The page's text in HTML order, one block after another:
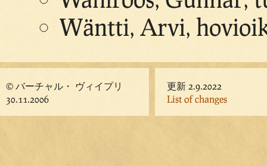
Wäntti, Arvi,
© バーチャル・ ヴィイプリ
30.11.2006
更新 2.9.2022
List of changes